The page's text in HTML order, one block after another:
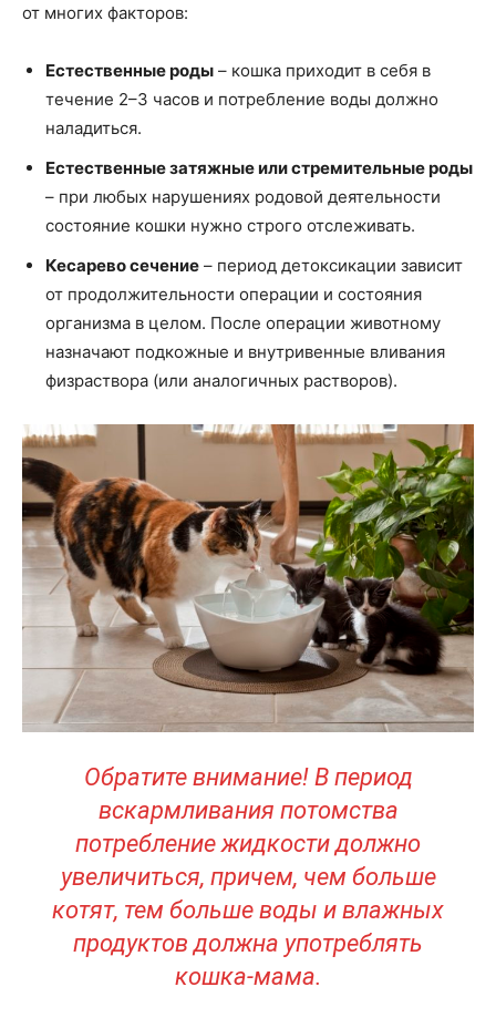
от многих факторов:
Естественные роды – кошка приходит в себя в
течение 2–3 часов и потребление воды должно
наладиться.
Естественные затяжные или стремительные роды
– при любых нарушениях родовой деятельности
состояние кошки нужно строго отслеживать.
Кесарево сечение – период детоксикации зависит
от продолжительности операции и состояния
организма в целом. После операции животному
назначают подкожные и внутривенные вливания
физраствора (или аналогичных растворов).
Обратите внимание! В период
вскармливания потомства
потребление жидкости должно
увеличиться, причем, чем больше
котят, тем больше воды и влажных
продуктов должна употреблять
кошка-мама.